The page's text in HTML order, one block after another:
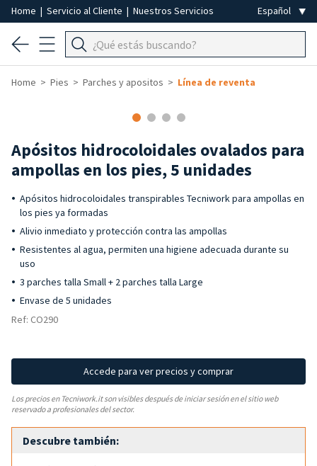
Home | Servicio al Cliente | Nuestros Servicios
Home Pies Parches y apositos Línea de reventa
Apósitos hidrocoloidales ovalados para
ampollas en los pies, 5 unidades
Apósitos hidrocoloidales transpirables Tecniwork para ampollas en
los pies ya formadas
Alivio inmediato y protección contra las ampollas
Resistentes al agua, permiten una higiene adecuada durante su
uso
3 parches talla Small + 2 parches talla Large
Envase de 5 unidades
Ref: CO290
Accede para ver precios y comprar
Los precios en Tecniwork.it son visibles después de iniciar sesión en el sitio web
reservado a profesionales del sector.
Descubre también: